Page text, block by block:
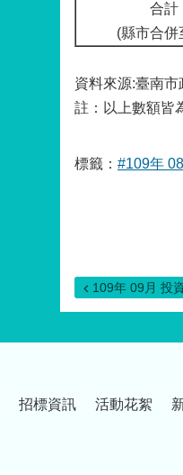
合計
(縣市合併
資料來源:臺南
註：以上數額皆
標籤： #109年
109年 09月 投
招標資訊 活動花絮